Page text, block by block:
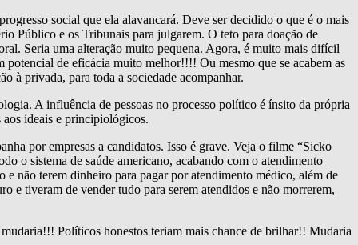
social que ela alavancará. Deve ser decidido o que é o mais
Público e os Tribunais para julgarem. O teto para doação de
Seria uma alteração muito pequena. Agora, é muito mais difícil
potencial de eficácia muito melhor!!!! Ou mesmo que se acabem as
à privada, para toda a sociedade acompanhar.
A influência de pessoas no processo político é ínsito da própria
aos ideais e principiológicos.
por empresas a candidatos. Isso é grave. Veja o filme “Sicko
o sistema de saúde americano, acabando com o atendimento
não terem dinheiro para pagar por atendimento médico, além de
e tiveram de vender tudo para serem atendidos e não morrerem,
Políticos honestos teriam mais chance de brilhar!! Mudaria